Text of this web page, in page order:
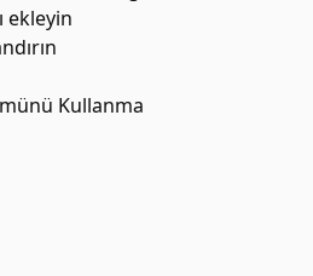
ekleyin
Kullanma